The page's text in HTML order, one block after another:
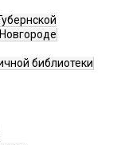
библиотеки